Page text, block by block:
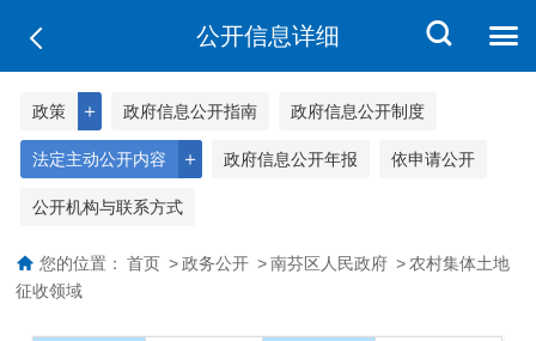
公开信息详细
＋
政策 政府信息公开指南 政府信息公开制度
＋
法定主动公开内容 政府信息公开年报 依申请公开
公开机构与联系方式
您的位置： 首页 > 政务公开 > 南芬区人民政府 > 农村集体土地
征收领域